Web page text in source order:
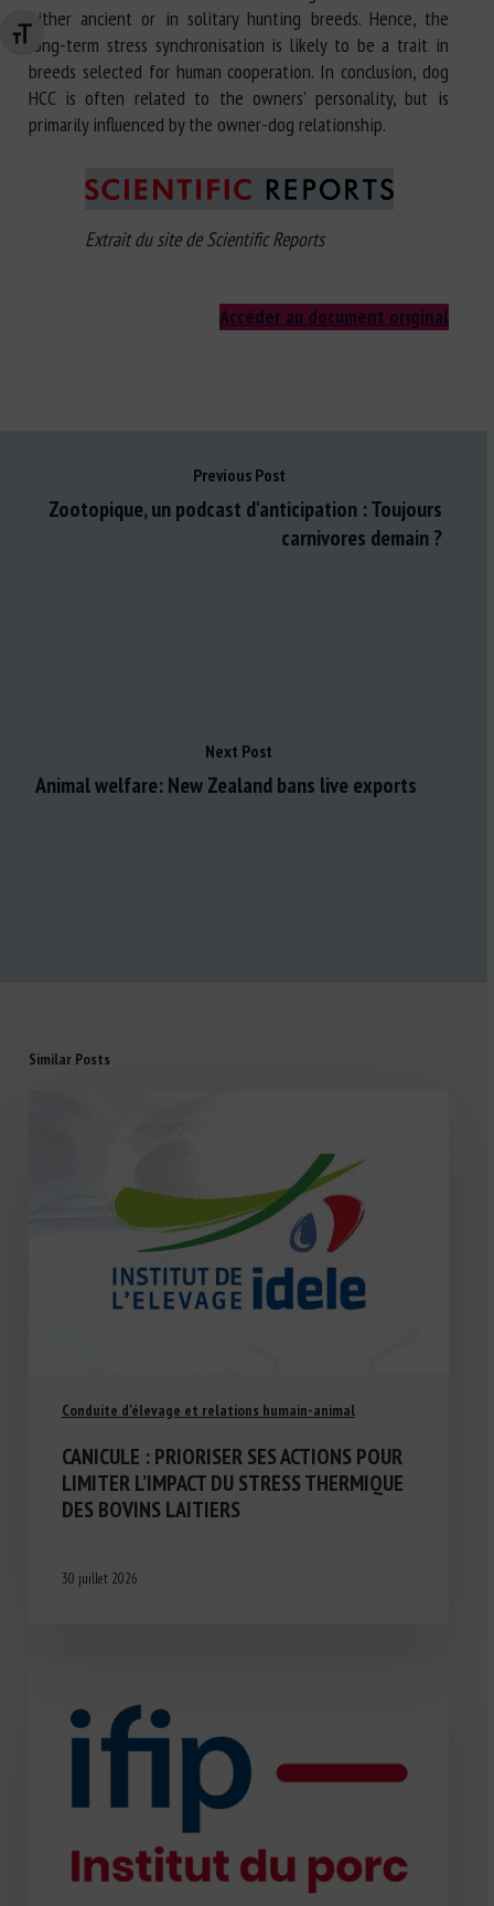
Changer la taille de la police
either ancient or in solitary hunting breeds. Hence, the
long-term stress synchronisation is likely to be a trait in
breeds selected for human cooperation. In conclusion, dog
HCC is often related to the owners’ personality, but is
primarily influenced by the owner-dog relationship.
Extrait du site de Scientific Reports
Accéder au document original
Previous Post
Zootopique, un podcast d'anticipation : Toujours
carnivores demain ?
Next Post
Animal welfare: New Zealand bans live exports
Similar Posts
Conduite d'élevage et relations humain-animal
CANICULE : PRIORISER SES ACTIONS POUR
LIMITER L’IMPACT DU STRESS THERMIQUE
DES BOVINS LAITIERS
30 juillet 2026